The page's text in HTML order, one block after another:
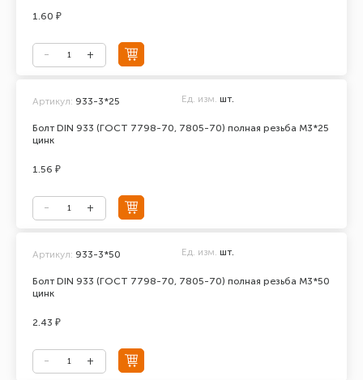
1.60 ₽
Болт DIN 933 (ГОСТ 7798-70, 7805-70) полная резьба М3*25
цинк
Артикул: 933-3*25 Ед. изм. шт.
1.56 ₽
Болт DIN 933 (ГОСТ 7798-70, 7805-70) полная резьба М3*50
цинк
Артикул: 933-3*50 Ед. изм. шт.
2.43 ₽